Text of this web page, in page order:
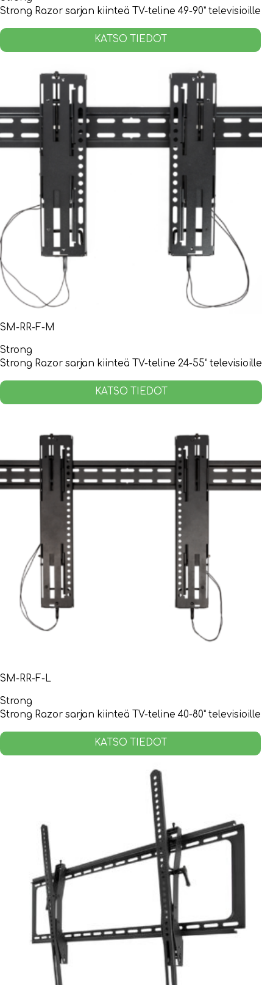
Strong Razor sarjan kiinteä TV-teline 49-90” televisioille
KATSO TIEDOT
SM-RR-F-M
Strong
Strong Razor sarjan kiinteä TV-teline 24-55” televisioille
KATSO TIEDOT
SM-RR-F-L
Strong
Strong Razor sarjan kiinteä TV-teline 40-80” televisioille
KATSO TIEDOT